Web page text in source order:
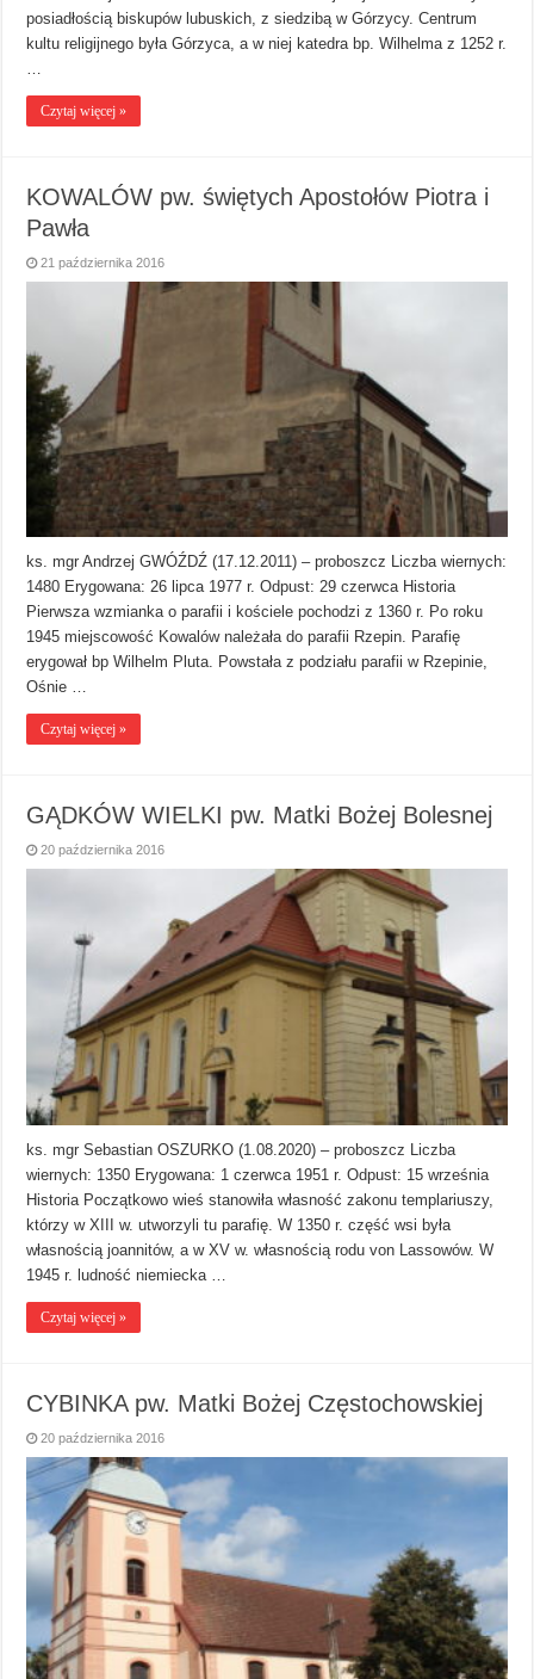
posiadłością biskupów lubuskich, z siedzibą w Górzycy. Centrum
kultu religijnego była Górzyca, a w niej katedra bp. Wilhelma z 1252 r.
Czytaj więcej »
KOWALÓW pw. świętych Apostołów Piotra i
Pawła
21 października 2016
ks. mgr Andrzej GWÓŹDŹ (17.12.2011) – proboszcz Liczba wiernych:
1480 Erygowana: 26 lipca 1977 r. Odpust: 29 czerwca Historia
Pierwsza wzmianka o parafii i kościele pochodzi z 1360 r. Po roku
1945 miejscowość Kowalów należała do parafii Rzepin. Parafię
erygował bp Wilhelm Pluta. Powstała z podziału parafii w Rzepinie,
Ośnie …
Czytaj więcej »
GĄDKÓW WIELKI pw. Matki Bożej Bolesnej
20 października 2016
ks. mgr Sebastian OSZURKO (1.08.2020) – proboszcz Liczba
wiernych: 1350 Erygowana: 1 czerwca 1951 r. Odpust: 15 września
Historia Początkowo wieś stanowiła własność zakonu templariuszy,
którzy w XIII w. utworzyli tu parafię. W 1350 r. część wsi była
własnością joannitów, a w XV w. własnością rodu von Lassowów. W
1945 r. ludność niemiecka …
Czytaj więcej »
CYBINKA pw. Matki Bożej Częstochowskiej
20 października 2016